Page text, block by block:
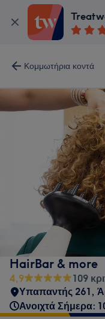
Κομμωτήρια κοντά
HairBar & more
4,9
109
Υπαπαντής 261,
Ανοιχτά Σήμερα: